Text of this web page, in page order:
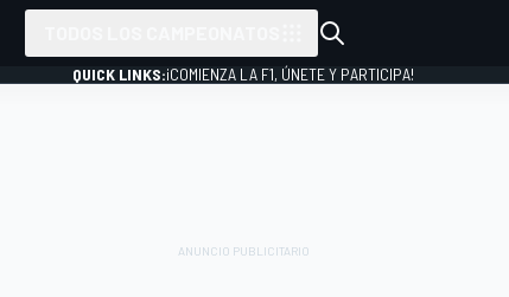
QUICK LINKS:¡COMIENZA LA F1, ÚNETE Y PARTICIPA!